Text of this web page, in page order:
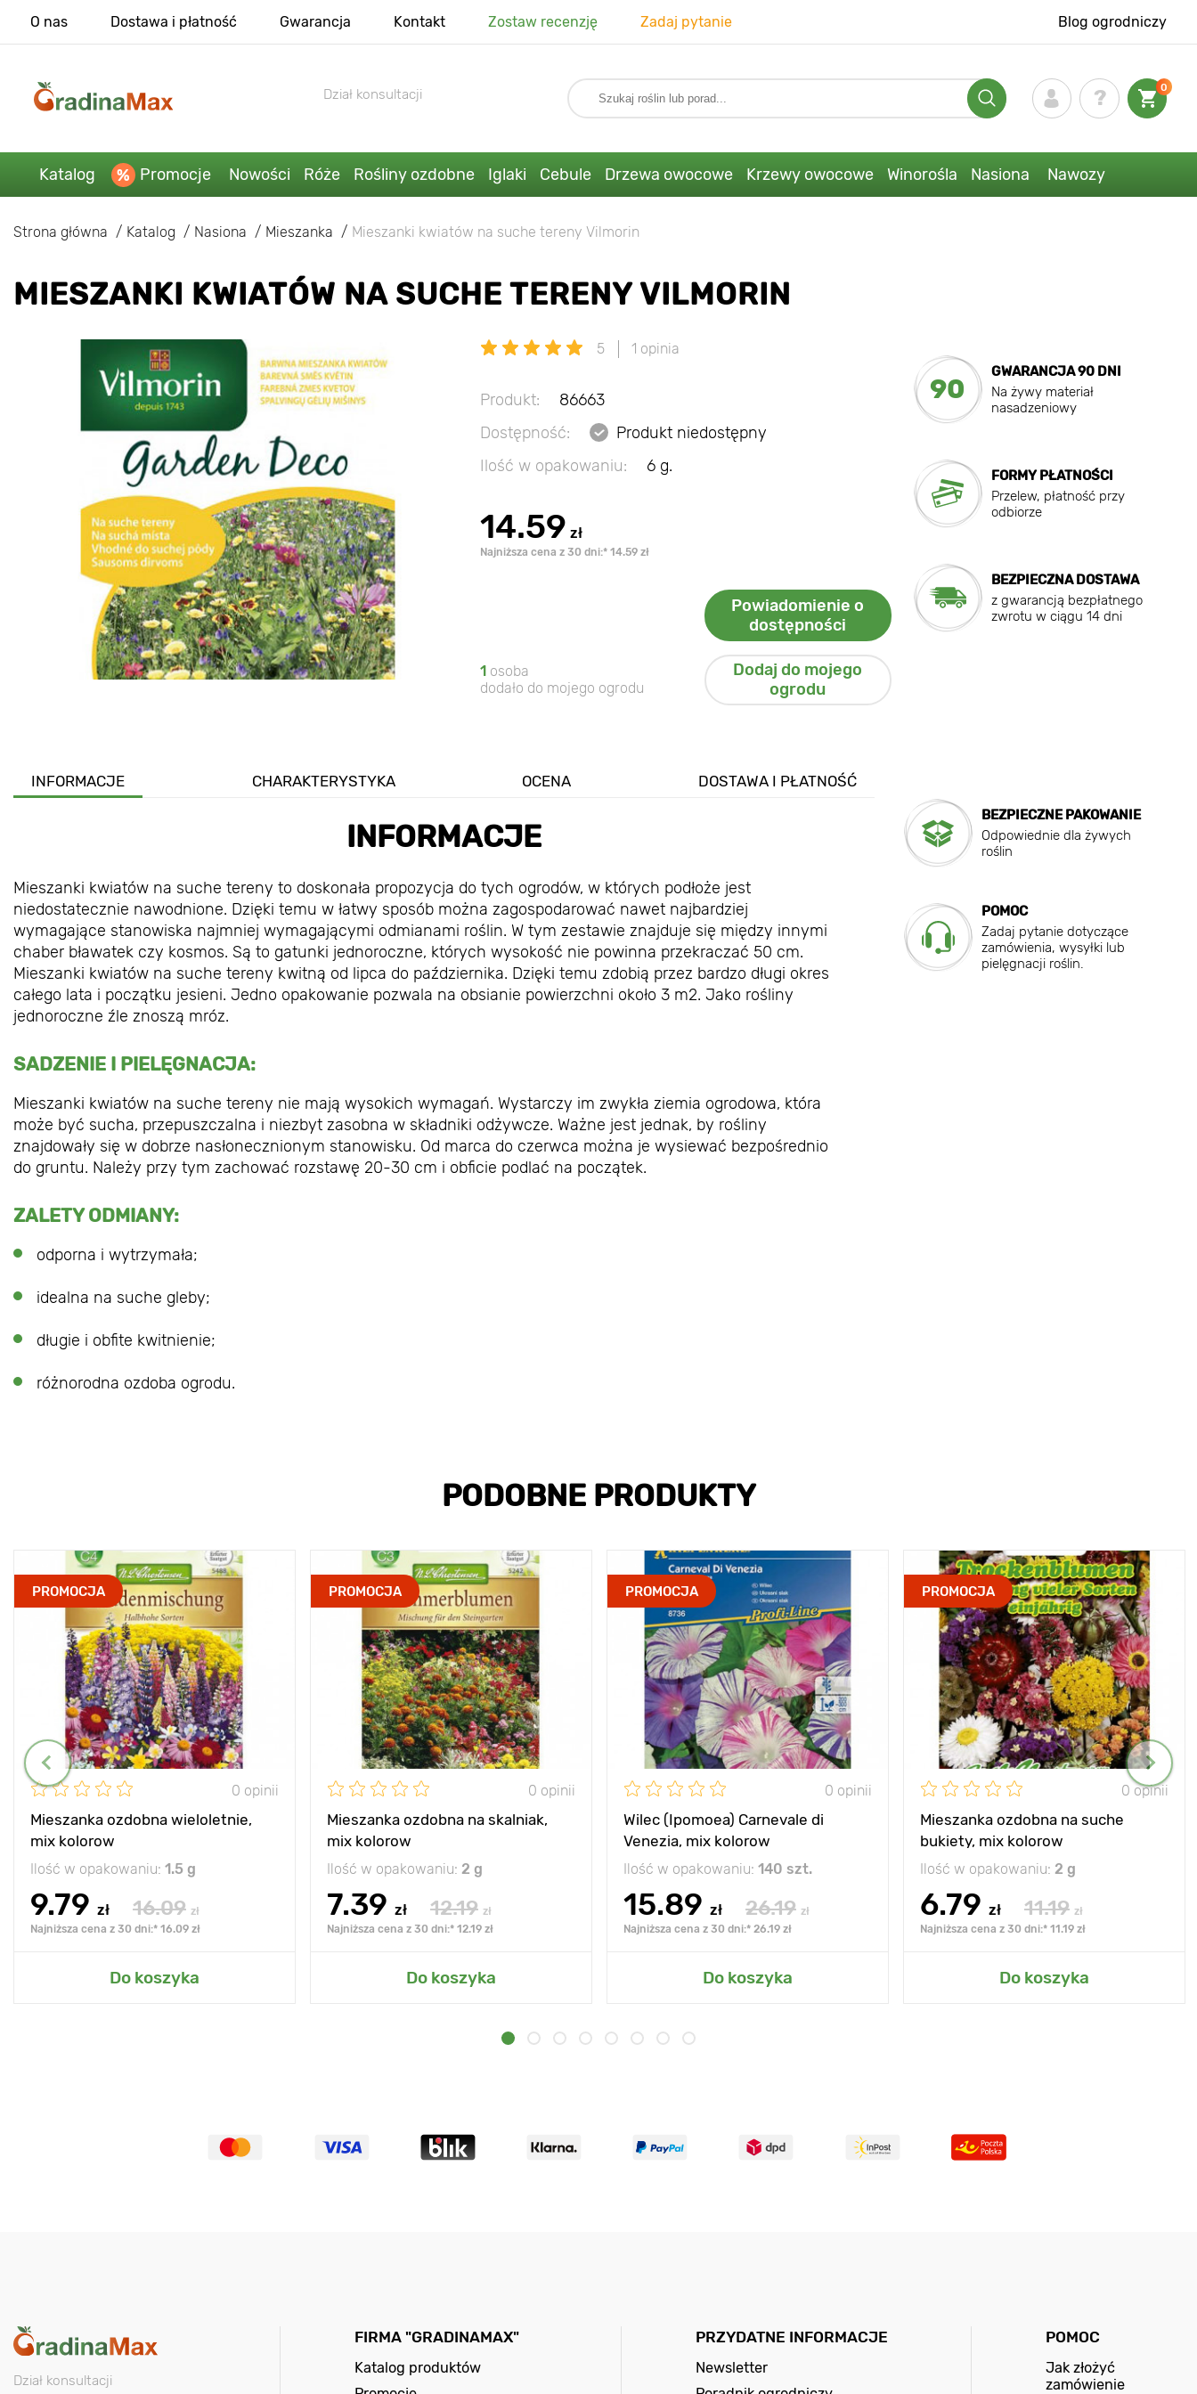
O nas Dostawa i płatność Gwarancja Kontakt Zostaw recenzję Zadaj pytanie Blog ogrodniczy
Dział konsultacji 0
Katalog Promocje Nowości Róże Rośliny ozdobne Iglaki Cebule Drzewa owocowe Krzewy owocowe Winorośla Nasiona Nawozy
Strona główna Katalog Nasiona Mieszanka Mieszanki kwiatów na suche tereny Vilmorin
MIESZANKI KWIATÓW NA SUCHE TERENY VILMORIN
5 1 opinia
Produkt:
86663
Dostępność:
Produkt niedostępny
Ilość w opakowaniu:
6 g.
14.59 zł
Najniższa cena z 30 dni:* 14.59 zł
Powiadomienie o
dostępności
1 osoba
dodało do mojego ogrodu
Dodaj do mojego
ogrodu
90
GWARANCJA 90 DNI
Na żywy materiał
nasadzeniowy
FORMY PŁATNOŚCI
Przelew, płatność przy
odbiorze
BEZPIECZNA DOSTAWA
z gwarancją bezpłatnego
zwrotu w ciągu 14 dni
INFORMACJE CHARAKTERYSTYKA OCENA DOSTAWA I PŁATNOŚĆ
INFORMACJE
Mieszanki kwiatów na suche tereny to doskonała propozycja do tych ogrodów, w których podłoże jest
niedostatecznie nawodnione. Dzięki temu w łatwy sposób można zagospodarować nawet najbardziej
wymagające stanowiska najmniej wymagającymi odmianami roślin. W tym zestawie znajduje się między innymi
chaber bławatek czy kosmos. Są to gatunki jednoroczne, których wysokość nie powinna przekraczać 50 cm.
Mieszanki kwiatów na suche tereny kwitną od lipca do października. Dzięki temu zdobią przez bardzo długi okres
całego lata i początku jesieni. Jedno opakowanie pozwala na obsianie powierzchni około 3 m2. Jako rośliny
jednoroczne źle znoszą mróz.
SADZENIE I PIELĘGNACJA:
Mieszanki kwiatów na suche tereny nie mają wysokich wymagań. Wystarczy im zwykła ziemia ogrodowa, która
może być sucha, przepuszczalna i niezbyt zasobna w składniki odżywcze. Ważne jest jednak, by rośliny
znajdowały się w dobrze nasłonecznionym stanowisku. Od marca do czerwca można je wysiewać bezpośrednio
do gruntu. Należy przy tym zachować rozstawę 20-30 cm i obficie podlać na początek.
ZALETY ODMIANY:
odporna i wytrzymała;
idealna na suche gleby;
długie i obfite kwitnienie;
różnorodna ozdoba ogrodu.
BEZPIECZNE PAKOWANIE
Odpowiednie dla żywych
roślin
POMOC
Zadaj pytanie dotyczące
zamówienia, wysyłki lub
pielęgnacji roślin.
PODOBNE PRODUKTY
PROMOCJA
0 opinii
Mieszanka ozdobna wieloletnie,
mix kolorow
Ilość w opakowaniu: 1.5 g
9.79 zł 16.09 zł
Najniższa cena z 30 dni:* 16.09 zł
Do koszyka
PROMOCJA
0 opinii
Mieszanka ozdobna na skalniak,
mix kolorow
Ilość w opakowaniu: 2 g
7.39 zł 12.19 zł
Najniższa cena z 30 dni:* 12.19 zł
Do koszyka
PROMOCJA
0 opinii
Wilec (Ipomoea) Carnevale di
Venezia, mix kolorow
Ilość w opakowaniu: 140 szt.
15.89 zł 26.19 zł
Najniższa cena z 30 dni:* 26.19 zł
Do koszyka
PROMOCJA
0 opinii
Mieszanka ozdobna na suche
bukiety, mix kolorow
Ilość w opakowaniu: 2 g
6.79 zł 11.19 zł
Najniższa cena z 30 dni:* 11.19 zł
Do koszyka
Dział konsultacji
FIRMA "GRADINAMAX"
Katalog produktów
PRZYDATNE INFORMACJE
Newsletter
POMOC
Jak złożyć
zamówienie